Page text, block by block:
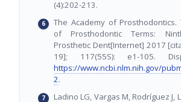
(4):202-213.
The Academy of Prosthodontics.
of Prosthodontic Terms:
Prosthetic Dent[Internet] 2017
19]; 117(55S): e1-105.
https://www.ncbi.nlm.nih.gov/
2.
Ladino LG, Vargas M, Rodríguez J,